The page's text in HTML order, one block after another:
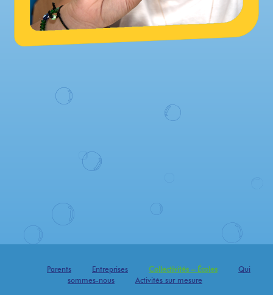
Parents Entreprises Collectivités – Écoles
Qui
sommes-nous
Activités sur mesure